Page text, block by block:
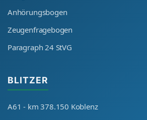
Anhörungsbogen
Zeugenfragebogen
Paragraph 24 StVG
BLITZER
A61 - km 378.150 Koblenz